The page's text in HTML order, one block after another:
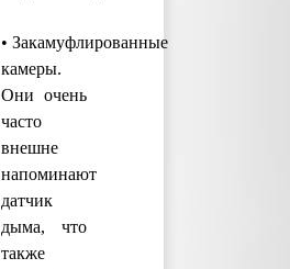
• Закамуфлированные
камеры.
Они очень
часто
внешне
напоминают
датчик
дыма, что
также